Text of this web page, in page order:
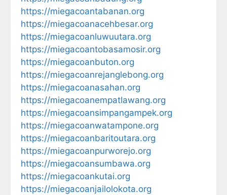
https://miegacoantabanan.org
https://miegacoanacehbesar.org
https://miegacoanluwuutara.org
https://miegacoantobasamosir.org
https://miegacoanbuton.org
https://miegacoanrejanglebong.org
https://miegacoanasahan.org
https://miegacoanempatlawang.org
https://miegacoansimpangampek.org
https://miegacoanwatampone.org
https://miegacoanbaritoutara.org
https://miegacoanpurworejo.org
https://miegacoansumbawa.org
https://miegacoankutai.org
https://miegacoanjailolokota.org